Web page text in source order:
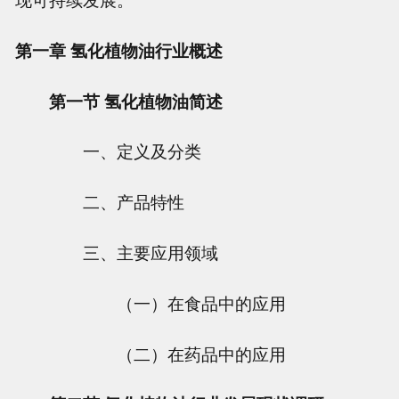
第一章 氢化植物油行业概述
第一节 氢化植物油简述
一、定义及分类
二、产品特性
三、主要应用领域
（一）在食品中的应用
（二）在药品中的应用